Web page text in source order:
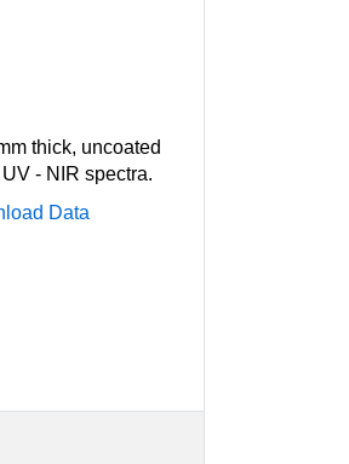
thick, uncoated
- NIR spectra.
Data